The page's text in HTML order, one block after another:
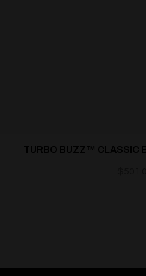
TURBO BUZZ™ CLASSIC